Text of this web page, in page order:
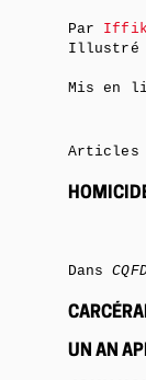
Par Iffik
Illustré
Mis en
Articles
Dans
UN AN